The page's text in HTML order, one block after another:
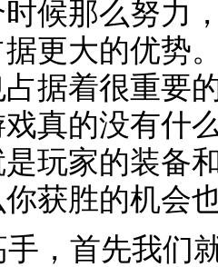
候那么努力
更大的优势
据着很重要
真的没有什
玩家的装备
获胜的机会
，首先我们